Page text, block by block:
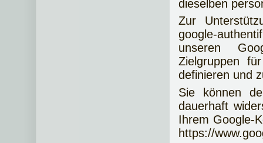
dieselben
Zur
google-
unseren
Zielgruppen
definieren und
Sie können
dauerhaft
Ihrem Google-
https://